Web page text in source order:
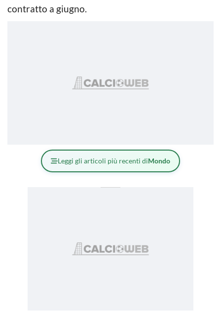
contratto a giugno.
Leggi gli articoli più recenti diMondo